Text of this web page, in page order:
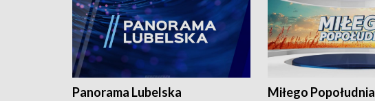
Panorama Lubelska Miłego Popołudnia